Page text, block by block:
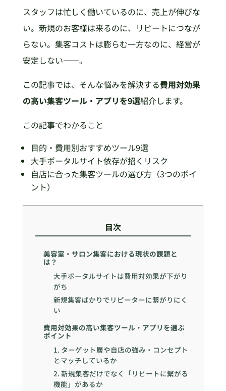
スタッフは忙しく働いているのに、売上が伸びな
い。新規のお客様は来るのに、リピートにつなが
らない。集客コストは膨らむ一方なのに、経営が
安定しない——。
この記事では、そんな悩みを解決する費用対効果
の高い集客ツール・アプリを9選紹介します。
この記事でわかること
目的・費用別おすすめツール9選
大手ポータルサイト依存が招くリスク
自店に合った集客ツールの選び方（3つのポイ
ント）
目次
美容室・サロン集客における現状の課題と
は？
大手ポータルサイトは費用対効果が下がり
がち
新規集客ばかりでリピーターに繋がりにく
い
費用対効果の高い集客ツール・アプリを選ぶ
ポイント
1. ターゲット層や自店の強み・コンセプト
とマッチしているか
2. 新規集客だけでなく「リピートに繋がる
機能」があるか